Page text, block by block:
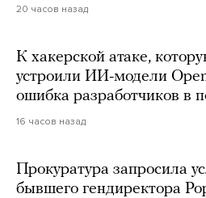
20 часов назад
К хакерской атаке,
устроили ИИ-модели
ошибка разработчиков в
16 часов назад
Прокуратура запросила
бывшего гендиректора